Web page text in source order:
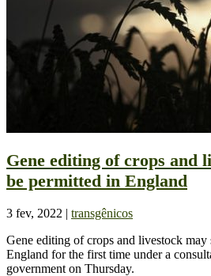
Gene editing of crops and
be permitted in England
3 fev, 2022 | transgênicos
Gene editing of crops and livestock may
England for the first time under a
government on Thursday.